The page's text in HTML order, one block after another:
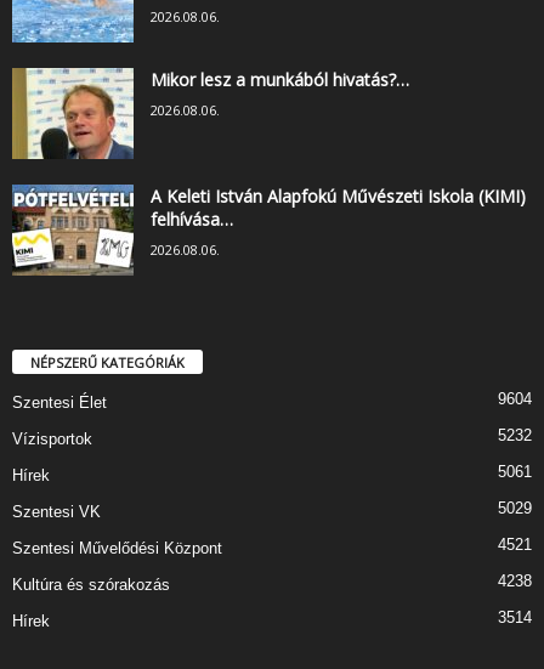
2026.08.06.
Mikor lesz a munkából hivatás?…
2026.08.06.
A Keleti István Alapfokú Művészeti Iskola (KIMI)
felhívása…
2026.08.06.
NÉPSZERŰ KATEGÓRIÁK
Szentesi Élet 9604
Vízisportok 5232
Hírek 5061
Szentesi VK 5029
Szentesi Művelődési Központ 4521
Kultúra és szórakozás 4238
Hírek 3514